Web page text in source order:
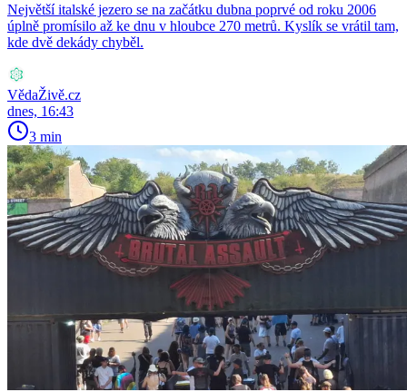
Největší italské jezero se na začátku dubna poprvé od roku 2006
úplně promísilo až ke dnu v hloubce 270 metrů. Kyslík se vrátil tam,
kde dvě dekády chyběl.
VědaŽivě.cz
dnes, 16:43
3 min